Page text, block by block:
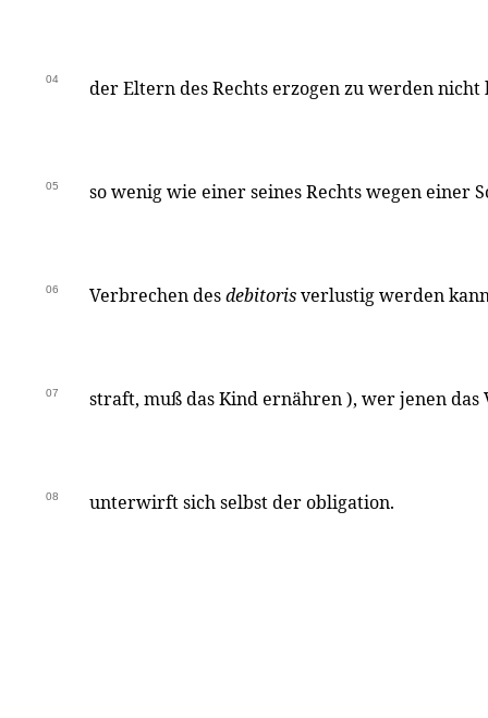
04 der Eltern des Rechts erzogen zu werden
05 so wenig wie einer seines Rechts wegen einer
06 Verbrechen desdebitorisverlustig werden
07 straft, muß das Kind ernähren ), wer jenen das
08 unterwirft sich selbst der obligation.